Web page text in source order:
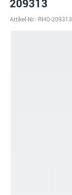
209313
Artikel-Nr.: RHO-209313